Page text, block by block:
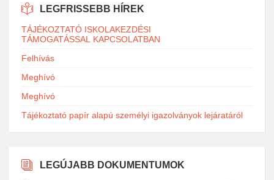
LEGFRISSEBB HÍREK
TÁJÉKOZTATÓ ISKOLAKEZDÉSI
TÁMOGATÁSSAL KAPCSOLATBAN
Felhívás
Meghívó
Meghívó
Tájékoztató papír alapú személyi igazolványok lejáratáról
LEGÚJABB DOKUMENTUMOK